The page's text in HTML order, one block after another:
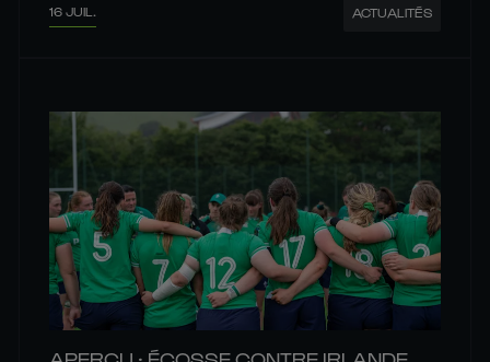
16 JUIL. ACTUALITÉS